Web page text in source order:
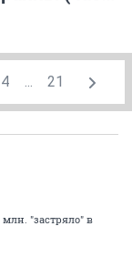
... 21
млн. "застряло" в